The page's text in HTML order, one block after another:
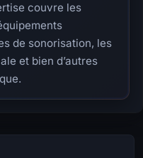
couvre les
de sonorisation, les
et bien d’autres